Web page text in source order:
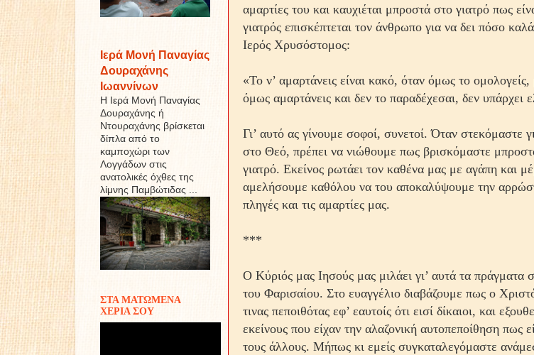
αμαρτίες του και καυχιέται μπροστά στο γιατρό πως
γιατρός επισκέπτεται τον άνθρωπο για να δει πόσο
Ιερός Χρυσόστομος:
«Το ν’ αμαρτάνεις είναι κακό, όταν όμως το
όμως αμαρτάνεις και δεν το παραδέχεσαι, δεν υπάρχει
Γι’ αυτό ας γίνουμε σοφοί, συνετοί. Όταν στεκόμαστε
στο Θεό, πρέπει να νιώθουμε πως βρισκόμαστε
γιατρό. Εκείνος ρωτάει τον καθένα μας με αγάπη και
αμελήσουμε καθόλου να του αποκαλύψουμε την
πληγές και τις αμαρτίες μας.
***
Ο Κύριός μας Ιησούς μας μιλάει γι’ αυτά τα
του Φαρισαίου. Στο ευαγγέλιο διαβάζουμε πως ο
τινας πεποιθότας εφ’ εαυτοίς ότι εισί δίκαιοι, και
εκείνους που είχαν την αλαζονική αυτοπεποίθηση πως
τους άλλους. Μήπως κι εμείς συγκαταλεγόμαστε
Ιερά Μονή Παναγίας
Δουραχάνης
Ιωαννίνων
Η Ιερά Μονή Παναγίας
Δουραχάνης ή
Ντουραχάνης βρίσκεται
δίπλα από το
καμποχώρι των
Λογγάδων στις
ανατολικές όχθες της
λίμνης Παμβώτιδας ...
ΣΤΑ ΜΑΤΩΜΕΝΑ
ΧΕΡΙΑ ΣΟΥ